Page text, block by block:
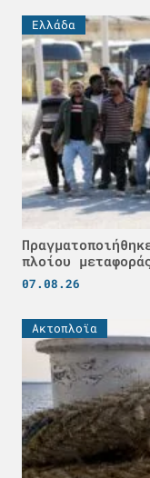
Ελλάδα
πλοίου
07.08.26
Ακτοπλοϊα